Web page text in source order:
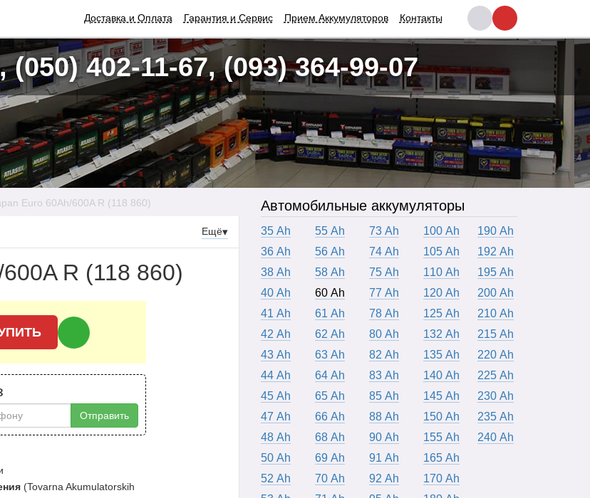
(050) 402-11-67, (093) 364-99-07
Euro 60Ah/600A R (118 860)
Ещё▾
R (118 860)
Отправить
(Tovarna Akumulatorskih
Автомобильные аккумуляторы
35 Ah
36 Ah
38 Ah
40 Ah
41 Ah
42 Ah
43 Ah
44 Ah
45 Ah
47 Ah
48 Ah
50 Ah
52 Ah
55 Ah
56 Ah
58 Ah
60 Ah
61 Ah
62 Ah
63 Ah
64 Ah
65 Ah
66 Ah
68 Ah
69 Ah
70 Ah
73 Ah
74 Ah
75 Ah
77 Ah
78 Ah
80 Ah
82 Ah
83 Ah
85 Ah
88 Ah
90 Ah
91 Ah
92 Ah
100 Ah
105 Ah
110 Ah
120 Ah
125 Ah
132 Ah
135 Ah
140 Ah
145 Ah
150 Ah
155 Ah
165 Ah
170 Ah
190 Ah
192 Ah
195 Ah
200 Ah
210 Ah
215 Ah
220 Ah
225 Ah
230 Ah
235 Ah
240 Ah
Доставка и Оплата Гарантия и Сервис Прием Аккумуляторов Контакты